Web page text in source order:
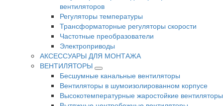
вентиляторов
Регуляторы температуры
Трансформаторные регуляторы скорости
Частотные преобразователи
Электроприводы
АКСЕССУАРЫ ДЛЯ МОНТАЖА
ВЕНТИЛЯТОРЫ
Бесшумные канальные вентиляторы
Вентиляторы в шумоизолированном корпусе
Высокотемпературные жаростойкие вентиляторы